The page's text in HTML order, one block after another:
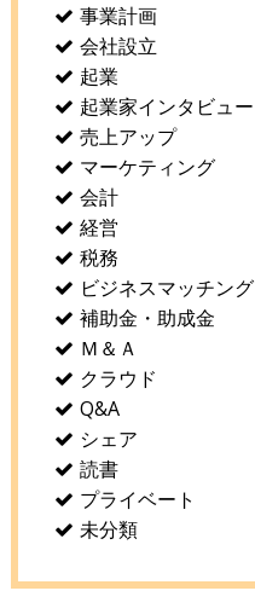
事業計画
会社設立
起業
起業家インタビュー
売上アップ
マーケティング
会計
経営
税務
ビジネスマッチング
補助金・助成金
Ｍ＆Ａ
クラウド
Q&A
シェア
読書
プライベート
未分類